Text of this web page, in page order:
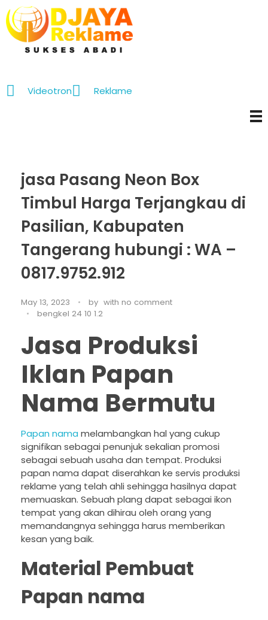
Videotron Reklame
jasa Pasang Neon Box
Timbul Harga Terjangkau di
Pasilian, Kabupaten
Tangerang hubungi : WA –
0817.9752.912
May 13, 2023 by with no comment
bengkel 24 10 1.2
Jasa Produksi
Iklan Papan
Nama Bermutu
Papan nama melambangkan hal yang cukup
signifikan sebagai penunjuk sekalian promosi
sebagai sebuah usaha dan tempat. Produksi
papan nama dapat diserahkan ke servis produksi
reklame yang telah ahli sehingga hasilnya dapat
memuaskan. Sebuah plang dapat sebagai ikon
tempat yang akan dihirau oleh orang yang
memandangnya sehingga harus memberikan
kesan yang baik.
Material Pembuat
Papan nama